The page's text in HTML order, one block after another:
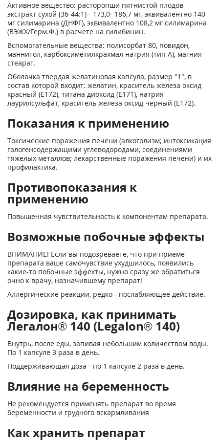
Активное вещество: расторопши пятнистой плодов
экстракт сухой (36-44:1) - 173,0- 186,7 мг, эквивалентно 140
мг силимарина (ДНФГ), эквивалентно 108,2 мг силимарина
(ВЭЖХ/Герм.Ф.) в расчете на силибинин.
Вспомогательные вещества: полисорбат 80, повидон,
маннитол, карбоксиметилкрахмал натрия (тип А), магния
стеарат.
Оболочка твердая желатиновая капсула, размер "1", в
состав которой входит: желатин, краситель железа оксид
красный (Е172), титана диоксид (Е171), натрия
лаурилсульфат, краситель железа оксид черный (Е172).
Показания к применению
Токсические поражения печени (алкоголизм; интоксикация
галогенсодержащими углеводородами, соединениями
тяжелых металлов; лекарственные поражения печени) и их
профилактика.
Противопоказания к
применению
Повышенная чувствительность к компонентам препарата.
Возможные побочные эффекты
ВНИМАНИЕ! Если вы подозреваете, что при приеме
препарата ваше самочувствие ухудшилось, появились
какие-то побочные эффекты, нужно сразу же обратиться
очно к врачу, назначившему препарат!
Аллергические реакции, редко - послабляющее действие.
Дозировка, как принимать
Легалон® 140 (Legalon® 140)
Внутрь, после еды, запивая небольшим количеством воды.
По 1 капсуле 3 раза в день.
Поддерживающая доза - по 1 капсуле 2 раза в день.
Влияние на беременность
Не рекомендуется применять препарат во время
беременности и грудного вскармливания
Как хранить препарат